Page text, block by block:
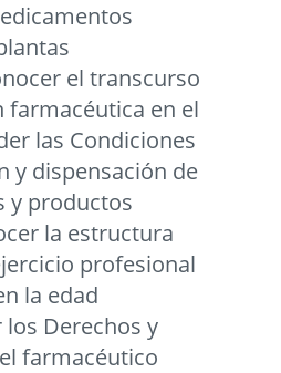
el transcurso
farmacéutica en el
las Condiciones
y dispensación de
y productos
la estructura
profesional
la edad
Derechos y
farmacéutico